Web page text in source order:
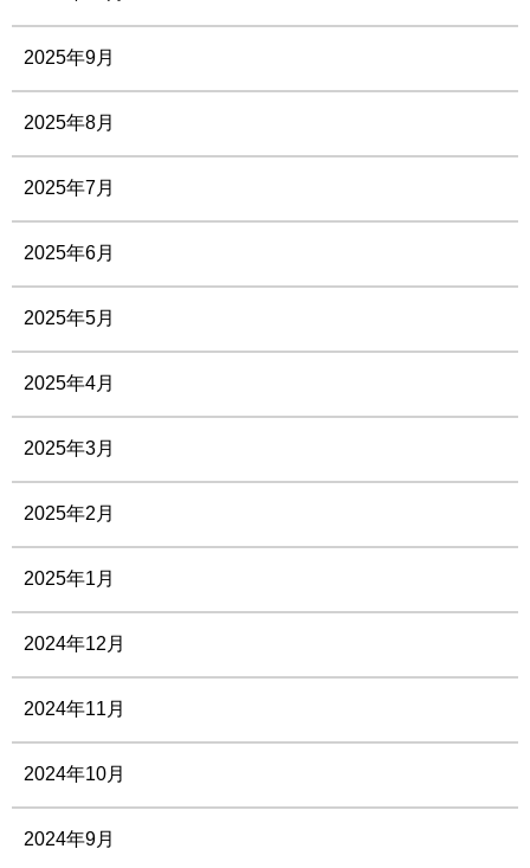
2025年9月
2025年8月
2025年7月
2025年6月
2025年5月
2025年4月
2025年3月
2025年2月
2025年1月
2024年12月
2024年11月
2024年10月
2024年9月